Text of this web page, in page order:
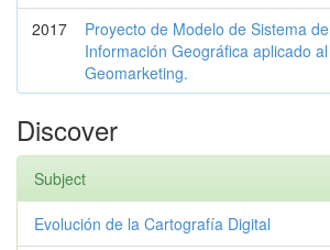
2017
Proyecto de Modelo de Sistema de
Información Geográfica aplicado al
Geomarketing.
Discover
Subject
Evolución de la Cartografía Digital